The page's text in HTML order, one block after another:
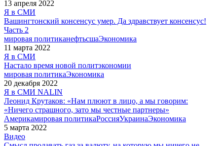
13 апреля 2022
Я в СМИ
Вашингтонский консенсус умер. Да здравствует консенсус!
Часть 2
мировая политиканефтьсшаЭкономика
11 марта 2022
Я в СМИ
Настало время новой политэкономии
мировая политикаЭкономика
20 декабря 2022
Я в СМИ NALIN
Леонид Крутаков: «Нам плюют в лицо, а мы говорим:
«Ничего страшного, зато мы честные партнеры»
Америкамировая политикаРоссияУкраинаЭкономика
5 марта 2022
Видео